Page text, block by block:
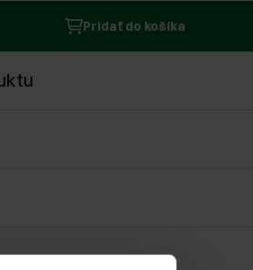
Pridať do košíka